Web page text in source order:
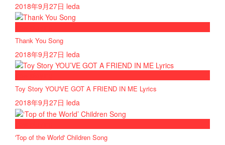
2018年9月27日 leda
Thank You Song
2018年9月27日 leda
Toy Story YOU'VE GOT A FRIEND IN ME Lyrics
2018年9月27日 leda
'Top of the World' Children Song